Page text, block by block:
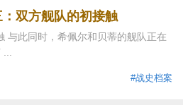
双方舰队的初接触
与此同时，希佩尔和贝蒂的舰队正在
#战史档案